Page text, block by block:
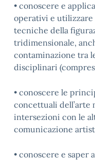
• conoscere e
operativi e
tecniche della
tridimensionale,
contaminazione tra
disciplinari
• conoscere le
concettuali dell’arte
intersezioni con le
comunicazione
• conoscere e